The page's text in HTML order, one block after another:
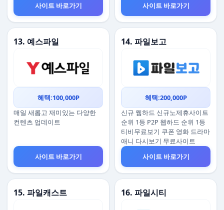
사이트 바로가기
사이트 바로가기
13. 예스파일
혜택:100,000P
매일 새롭고 재미있는 다양한
컨텐츠 업데이트
사이트 바로가기
14. 파일보고
혜택:200,000P
신규 웹하드 신규노제휴사이트
순위 1등 P2P 웹하드 순위 1등
티비무료보기 쿠폰 영화 드라마
애니 다시보기 무료사이트
사이트 바로가기
15. 파일캐스트 16. 파일시티